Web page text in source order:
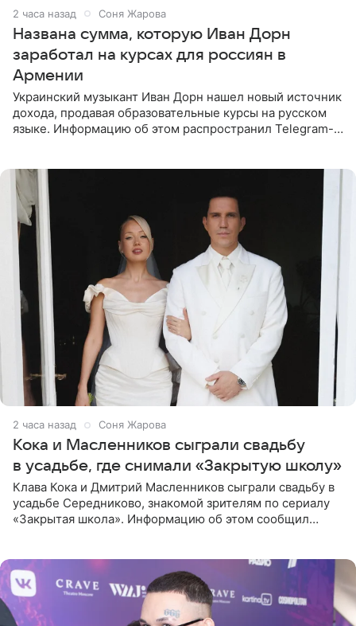
2 часа назад Соня Жарова
Названа сумма, которую Иван Дорн
заработал на курсах для россиян в
Армении
Украинский музыкант Иван Дорн нашел новый источник
дохода, продавая образовательные курсы на русском
языке. Информацию об этом распространил Telegram-
2 часа назад Соня Жарова
Кока и Масленников сыграли свадьбу
в усадьбе, где снимали «Закрытую школу»
Клава Кока и Дмитрий Масленников сыграли свадьбу в
усадьбе Середниково, знакомой зрителям по сериалу
«Закрытая школа». Информацию об этом сообщил